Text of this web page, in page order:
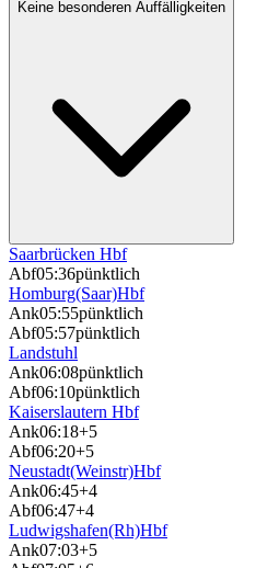
Keine besonderen Auffälligkeiten
Saarbrücken Hbf
Abf05:36pünktlich
Homburg(Saar)Hbf
Ank05:55pünktlich
Abf05:57pünktlich
Landstuhl
Ank06:08pünktlich
Abf06:10pünktlich
Kaiserslautern Hbf
Ank06:18+5
Abf06:20+5
Neustadt(Weinstr)Hbf
Ank06:45+4
Abf06:47+4
Ludwigshafen(Rh)Hbf
Ank07:03+5